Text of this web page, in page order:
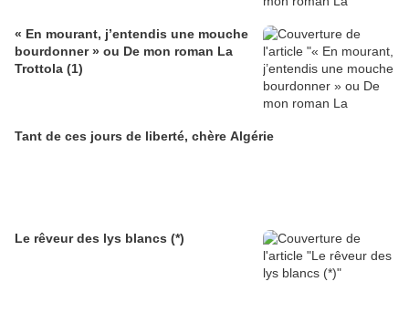
« En mourant, j’entendis une mouche
bourdonner » ou De mon roman La
Trottola (1)
Tant de ces jours de liberté, chère Algérie
Le rêveur des lys blancs (*)